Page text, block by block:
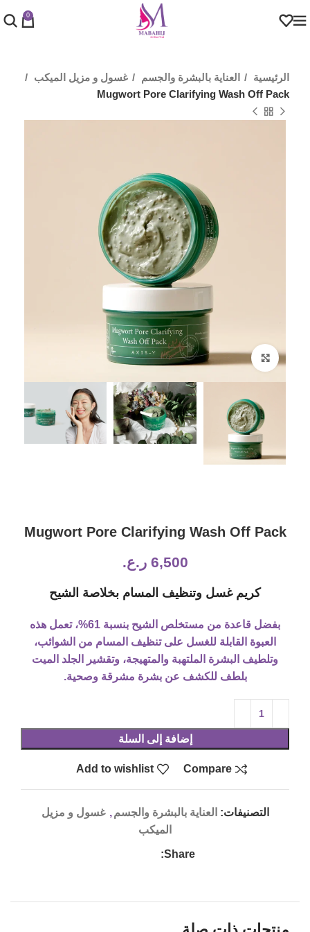
0
الرئيسية العناية بالبشرة والجسم
غسول و مزيل الميكب
Mugwort Pore Clarifying Wash Off Pack
Click to enlarge
Mugwort Pore Clarifying Wash Off Pack
6,500 ر.ع.
كريم غسل وتنظيف المسام بخلاصة الشيح
بفضل قاعدة من مستخلص الشيح بنسبة 61%، تعمل هذه
العبوة القابلة للغسل على تنظيف المسام من الشوائب،
وتلطيف البشرة الملتهبة والمتهيجة، وتقشير الجلد الميت
بلطف للكشف عن بشرة مشرقة وصحية.
إضافة إلى السلة
Compare
Add to wishlist
التصنيفات: العناية بالبشرة والجسم , غسول و مزيل
الميكب
Share: